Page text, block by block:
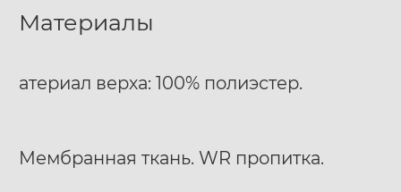
Материалы
атериал верха: 100% полиэстер.
Мембранная ткань. WR пропитка.